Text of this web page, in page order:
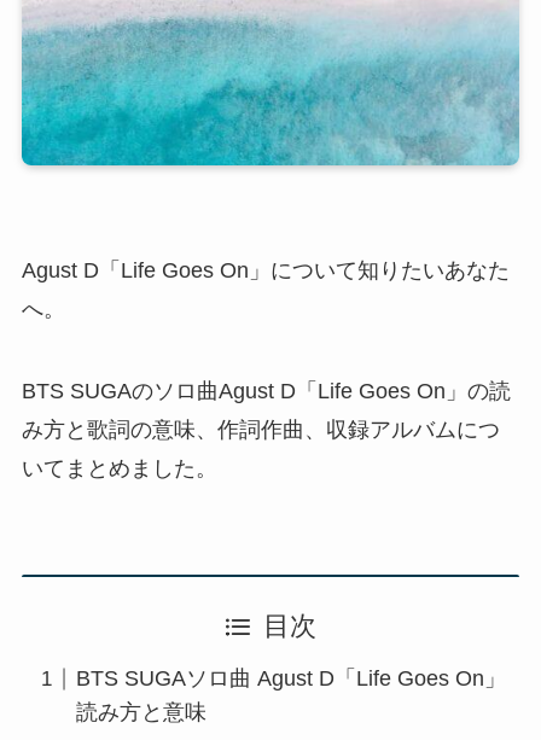
Agust D「Life Goes On」について知りたいあなた
へ。
BTS SUGAのソロ曲Agust D「Life Goes On」の読
み方と歌詞の意味、作詞作曲、収録アルバムにつ
いてまとめました。
目次
BTS SUGAソロ曲 Agust D「Life Goes On」
読み方と意味